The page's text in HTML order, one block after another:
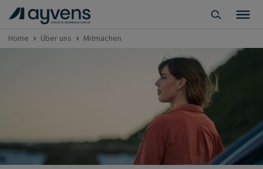
Home Über uns Mitmachen